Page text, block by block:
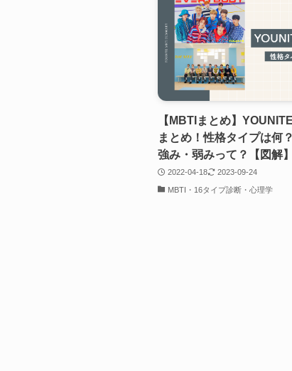
【MBTIまとめ】
まとめ！性格タイプは何
強み・弱みって？【図解】
2022-04-18 2023-09-24
MBTI・16タイプ診断・心理学